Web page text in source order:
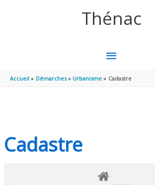
Thénac
MENU
PRINCIPAL
Accueil Démarches Urbanisme Cadastre
Cadastre